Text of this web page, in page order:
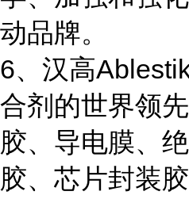
动品牌。
6、汉高
合剂的世界领
胶、导电膜、
胶、芯片封装